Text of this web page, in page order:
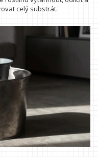
celý substrát.